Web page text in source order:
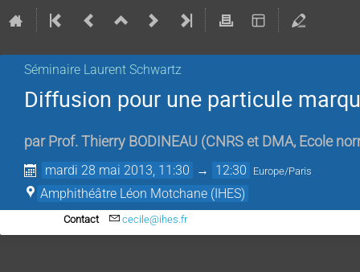
Séminaire Laurent Schwartz
Diffusion pour une particule
par Prof. Thierry BODINEAU (CNRS et DMA, Ecole
mardi 28 mai 2013, 11:30 → 12:30 Europe/Paris
Amphithéâtre Léon Motchane (IHES)
Contact cecile@ihes.fr